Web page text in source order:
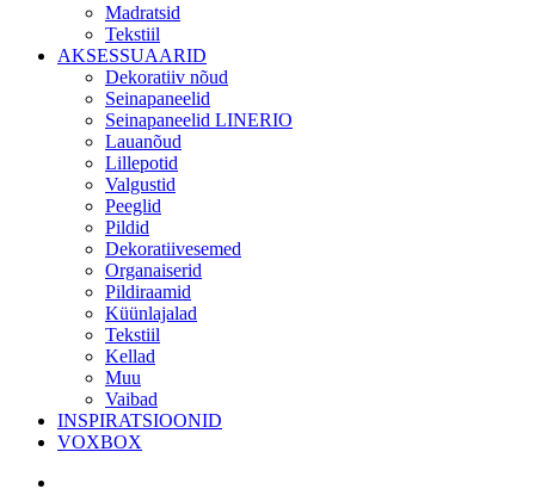
Madratsid
Tekstiil
AKSESSUAARID
Dekoratiiv nõud
Seinapaneelid
Seinapaneelid LINERIO
Lauanõud
Lillepotid
Valgustid
Peeglid
Pildid
Dekoratiivesemed
Organaiserid
Pildiraamid
Küünlajalad
Tekstiil
Kellad
Muu
Vaibad
INSPIRATSIOONID
VOXBOX